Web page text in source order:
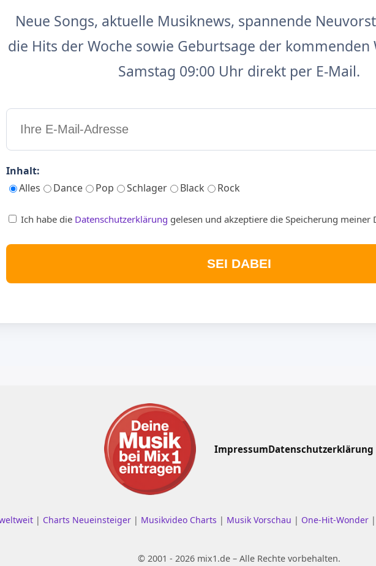
Neue Songs, aktuelle Musiknews, spannende
die Hits der Woche sowie Geburtsage der kommenden
Samstag 09:00 Uhr direkt per E-Mail.
Inhalt:
Alles
Dance Pop Schlager Black Rock
Ich habe die Datenschutzerklärung gelesen und akzeptiere die Speicherung meiner
SEI DABEI
ImpressumDatenschutzerklärung
| Charts Neueinsteiger | Musikvideo Charts | Musik Vorschau | One-Hit-Wonder
© 2001 - 2026 mix1.de – Alle Rechte vorbehalten.